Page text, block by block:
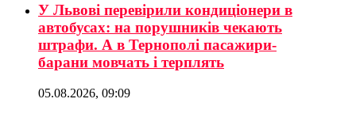
У Львові перевірили кондиціонери в
автобусах: на порушників чекають
штрафи. А в Тернополі пасажири-
барани мовчать і терплять
05.08.2026, 09:09